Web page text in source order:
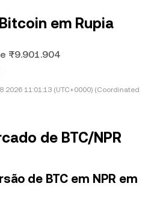
em Rupia
₨9.901.904
2026 11:01:13 (UTC+0000) (Coordinated
de BTC/NPR
de BTC em NPR em